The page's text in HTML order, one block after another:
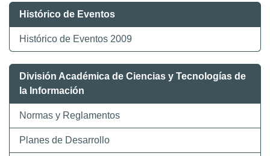
Histórico de Eventos
Histórico de Eventos 2009
División Académica de Ciencias y Tecnologías de
la Información
Normas y Reglamentos
Planes de Desarrollo